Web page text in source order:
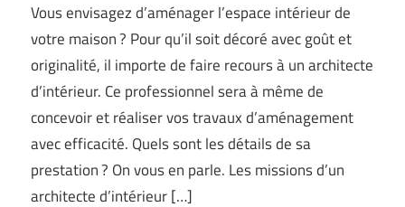
Vous envisagez d’aménager l’espace intérieur de
votre maison ? Pour qu’il soit décoré avec goût et
originalité, il importe de faire recours à un architecte
d’intérieur. Ce professionnel sera à même de
concevoir et réaliser vos travaux d’aménagement
avec efficacité. Quels sont les détails de sa
prestation ? On vous en parle. Les missions d’un
architecte d’intérieur […]